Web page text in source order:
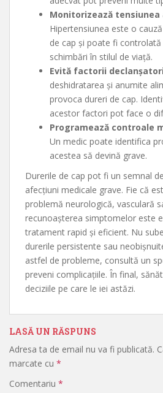
Monitorizează tensiunea
Hipertensiunea este o
de cap și poate fi
schimbări în stilul de viață.
Evită factorii
deshidratarea și anumite
provoca dureri de cap.
acestor factori pot face o
Programează controale
Un medic poate identifica
acestea să devină grave.
Durerile de cap pot fi un semnal
afecțiuni medicale grave. Fie că
problemă neurologică, vasculară
recunoașterea simptomelor este
tratament rapid și eficient. Nu
durerile persistente sau
astfel de probleme, consultă un
preveni complicațiile. În final,
deciziile pe care le iei astăzi.
LASĂ UN RĂSPUNS
Adresa ta de email nu va fi publicată.
marcate cu *
Comentariu *